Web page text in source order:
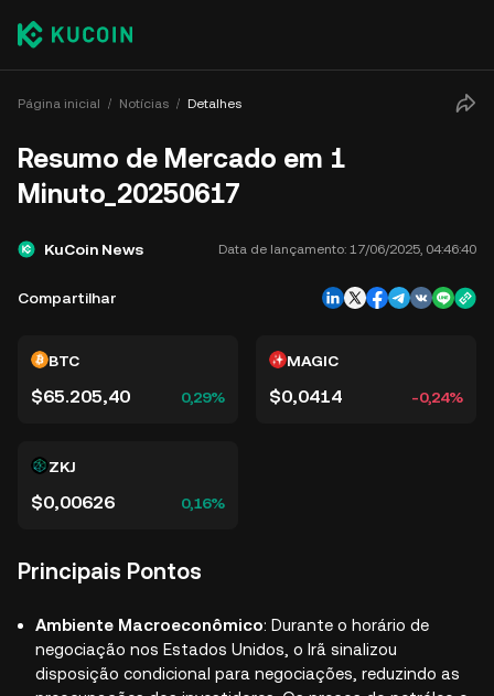
Página inicial Notícias Detalhes
Resumo de Mercado em 1
Minuto_20250617
KuCoin News Data de lançamento: 17/06/2025, 04:46:40
Compartilhar
BTC
$65.205,40 0,29%
MAGIC
$0,0414 -0,24%
ZKJ
$0,00626 0,16%
Principais Pontos
Ambiente Macroeconômico: Durante o horário de
negociação nos Estados Unidos, o Irã sinalizou
disposição condicional para negociações, reduzindo as